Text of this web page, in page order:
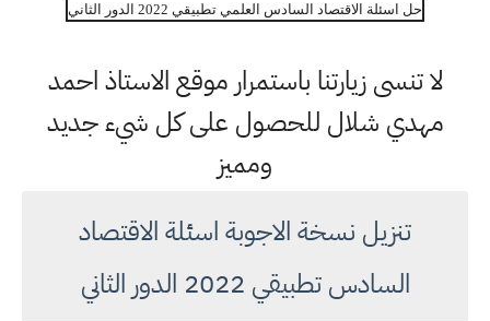
حل اسئلة الاقتصاد السادس العلمي تطبيقي 2022 الدور الثاني
لا تنسى زيارتنا باستمرار موقع الاستاذ احمد
مهدي شلال للحصول على كل شيء جديد
ومميز
تنزيل نسخة الاجوبة اسئلة الاقتصاد
السادس تطبيقي 2022 الدور الثاني